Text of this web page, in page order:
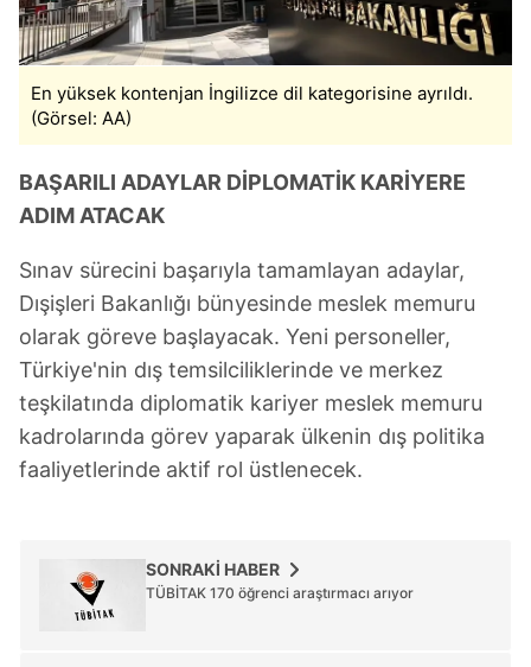
En yüksek kontenjan İngilizce dil kategorisine ayrıldı.
(Görsel: AA)
BAŞARILI ADAYLAR DİPLOMATİK KARİYERE
ADIM ATACAK
Sınav sürecini başarıyla tamamlayan adaylar,
Dışişleri Bakanlığı bünyesinde meslek memuru
olarak göreve başlayacak. Yeni personeller,
Türkiye'nin dış temsilciliklerinde ve merkez
teşkilatında diplomatik kariyer meslek memuru
kadrolarında görev yaparak ülkenin dış politika
faaliyetlerinde aktif rol üstlenecek.
SONRAKİ HABER
TÜBİTAK 170 öğrenci araştırmacı arıyor